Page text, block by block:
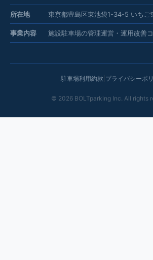
所在地 東京都豊島区東池袋1-34-5 いちご
事業内容 施設駐車場の管理運営・運用改善
駐車場利用約款 プライバシーポ
© 2026BOLTparking Inc. All rights